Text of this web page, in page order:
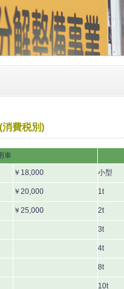
費税別)
車
￥18,000 小型
￥20,000 1t
￥25,000 2t
3t
4t
8t
10t